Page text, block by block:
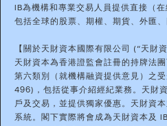
IB為機構和專業交易人員提供直接（
包括全球的股票、期權、期貨、外匯、
【關於天財資本國際有限公司 (“天財
天財資本為香港證監會註冊的持牌法
第六類別（就機構融資提供意見）之
496)，包括從事介紹經紀業務。天財
戶及交易，並提供獨家優惠。天財資
系統。閣下實際將會成為天財資本及